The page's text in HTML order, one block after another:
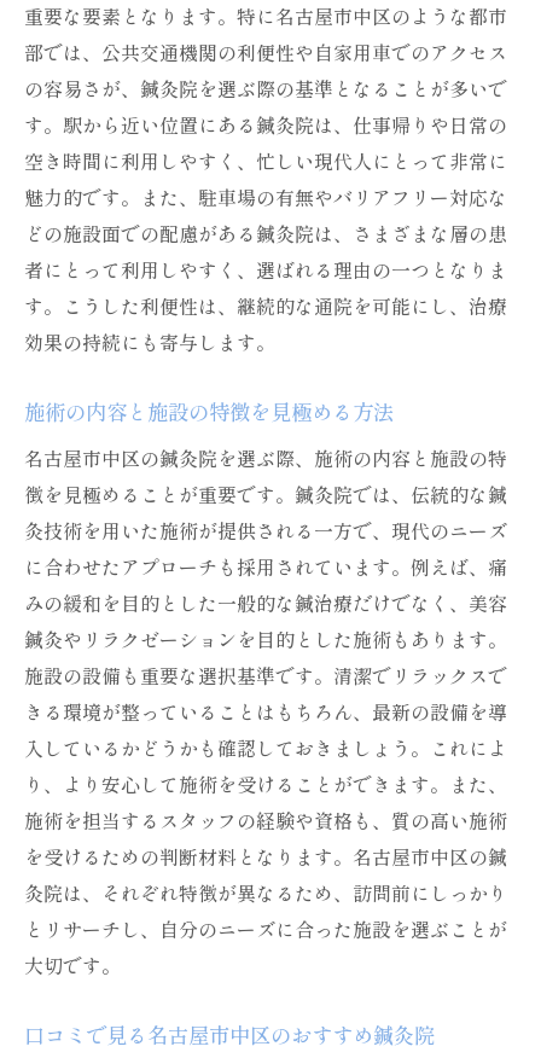
重要な要素となります。特に名古屋市中区のような都市
部では、公共交通機関の利便性や自家用車でのアクセス
の容易さが、鍼灸院を選ぶ際の基準となることが多いで
す。駅から近い位置にある鍼灸院は、仕事帰りや日常の
空き時間に利用しやすく、忙しい現代人にとって非常に
魅力的です。また、駐車場の有無やバリアフリー対応な
どの施設面での配慮がある鍼灸院は、さまざまな層の患
者にとって利用しやすく、選ばれる理由の一つとなりま
す。こうした利便性は、継続的な通院を可能にし、治療
効果の持続にも寄与します。
施術の内容と施設の特徴を見極める方法
名古屋市中区の鍼灸院を選ぶ際、施術の内容と施設の特
徴を見極めることが重要です。鍼灸院では、伝統的な鍼
灸技術を用いた施術が提供される一方で、現代のニーズ
に合わせたアプローチも採用されています。例えば、痛
みの緩和を目的とした一般的な鍼治療だけでなく、美容
鍼灸やリラクゼーションを目的とした施術もあります。
施設の設備も重要な選択基準です。清潔でリラックスで
きる環境が整っていることはもちろん、最新の設備を導
入しているかどうかも確認しておきましょう。これによ
り、より安心して施術を受けることができます。また、
施術を担当するスタッフの経験や資格も、質の高い施術
を受けるための判断材料となります。名古屋市中区の鍼
灸院は、それぞれ特徴が異なるため、訪問前にしっかり
とリサーチし、自分のニーズに合った施設を選ぶことが
大切です。
口コミで見る名古屋市中区のおすすめ鍼灸院